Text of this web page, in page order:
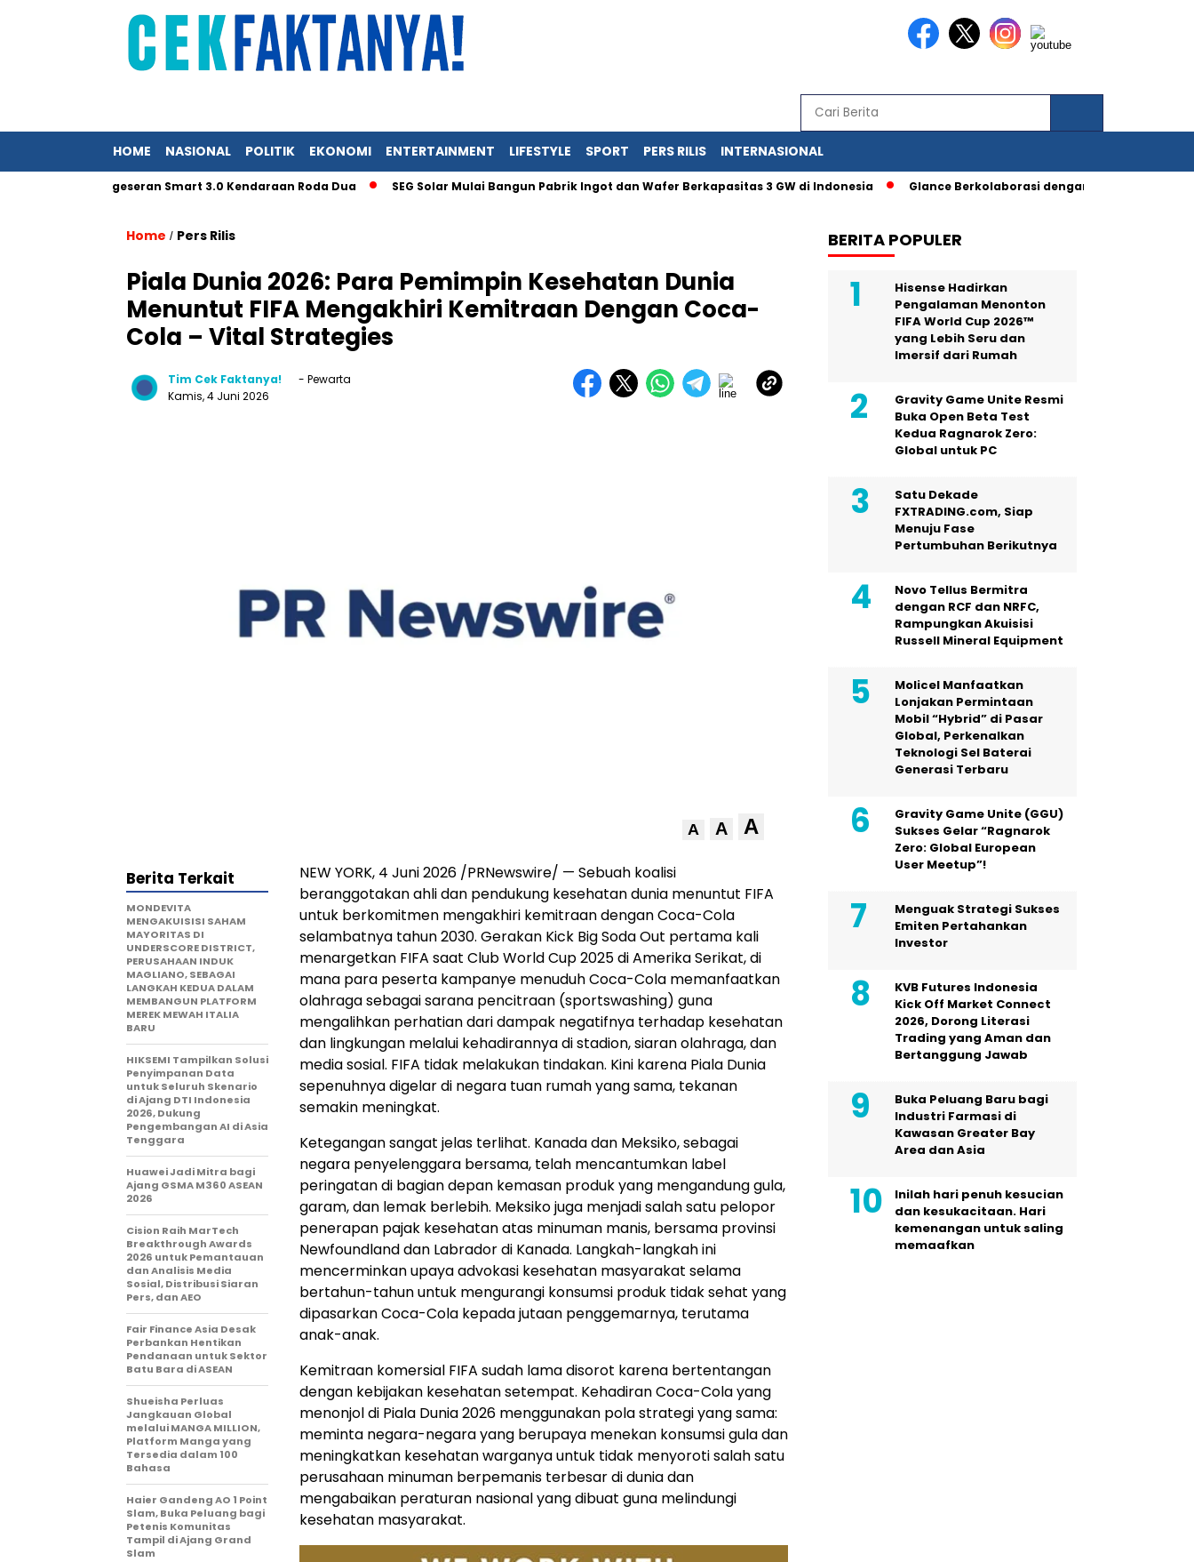
HOME NASIONAL POLITIK EKONOMI ENTERTAINMENT LIFESTYLE SPORT PERS RILIS INTERNASIONAL
Pergeseran Smart 3.0 Kendaraan Roda Dua SEG Solar Mulai Bangun Pabrik Ingot dan Wafer Berkapasitas 3 GW di Indonesia Glance Berkolaborasi dengan IAS, Berbagai Fitur
Home / Pers Rilis
Piala Dunia 2026: Para Pemimpin Kesehatan Dunia
Menuntut FIFA Mengakhiri Kemitraan Dengan Coca-
Cola – Vital Strategies
Tim Cek Faktanya!
- Pewarta
Kamis, 4 Juni 2026
A A A
NEW YORK, 4 Juni 2026 /PRNewswire/ — Sebuah koalisi
beranggotakan ahli dan pendukung kesehatan dunia menuntut FIFA
untuk berkomitmen mengakhiri kemitraan dengan Coca-Cola
selambatnya tahun 2030. Gerakan Kick Big Soda Out pertama kali
menargetkan FIFA saat Club World Cup 2025 di Amerika Serikat, di
mana para peserta kampanye menuduh Coca-Cola memanfaatkan
olahraga sebagai sarana pencitraan (sportswashing) guna
mengalihkan perhatian dari dampak negatifnya terhadap kesehatan
dan lingkungan melalui kehadirannya di stadion, siaran olahraga, dan
media sosial. FIFA tidak melakukan tindakan. Kini karena Piala Dunia
sepenuhnya digelar di negara tuan rumah yang sama, tekanan
semakin meningkat.
Ketegangan sangat jelas terlihat. Kanada dan Meksiko, sebagai
negara penyelenggara bersama, telah mencantumkan label
peringatan di bagian depan kemasan produk yang mengandung gula,
garam, dan lemak berlebih. Meksiko juga menjadi salah satu pelopor
penerapan pajak kesehatan atas minuman manis, bersama provinsi
Newfoundland dan Labrador di Kanada. Langkah-langkah ini
mencerminkan upaya advokasi kesehatan masyarakat selama
bertahun-tahun untuk mengurangi konsumsi produk tidak sehat yang
dipasarkan Coca-Cola kepada jutaan penggemarnya, terutama
anak-anak.
Kemitraan komersial FIFA sudah lama disorot karena bertentangan
dengan kebijakan kesehatan setempat. Kehadiran Coca-Cola yang
menonjol di Piala Dunia 2026 menggunakan pola strategi yang sama:
meminta negara-negara yang berupaya menekan konsumsi gula dan
meningkatkan kesehatan warganya untuk tidak menyoroti salah satu
perusahaan minuman berpemanis terbesar di dunia dan
mengabaikan peraturan nasional yang dibuat guna melindungi
kesehatan masyarakat.
Berita Terkait
MONDEVITA
MENGAKUISISI SAHAM
MAYORITAS DI
UNDERSCORE DISTRICT,
PERUSAHAAN INDUK
MAGLIANO, SEBAGAI
LANGKAH KEDUA DALAM
MEMBANGUN PLATFORM
MEREK MEWAH ITALIA
BARU
HIKSEMI Tampilkan Solusi
Penyimpanan Data
untuk Seluruh Skenario
di Ajang DTI Indonesia
2026, Dukung
Pengembangan AI di Asia
Tenggara
Huawei Jadi Mitra bagi
Ajang GSMA M360 ASEAN
2026
Cision Raih MarTech
Breakthrough Awards
2026 untuk Pemantauan
dan Analisis Media
Sosial, Distribusi Siaran
Pers, dan AEO
Fair Finance Asia Desak
Perbankan Hentikan
Pendanaan untuk Sektor
Batu Bara di ASEAN
Shueisha Perluas
Jangkauan Global
melalui MANGA MILLION,
Platform Manga yang
Tersedia dalam 100
Bahasa
Haier Gandeng AO 1 Point
Slam, Buka Peluang bagi
Petenis Komunitas
Tampil di Ajang Grand
Slam
BERITA POPULER
Hisense Hadirkan
Pengalaman Menonton
FIFA World Cup 2026™
yang Lebih Seru dan
Imersif dari Rumah
Gravity Game Unite Resmi
Buka Open Beta Test
Kedua Ragnarok Zero:
Global untuk PC
Satu Dekade
FXTRADING.com, Siap
Menuju Fase
Pertumbuhan Berikutnya
Novo Tellus Bermitra
dengan RCF dan NRFC,
Rampungkan Akuisisi
Russell Mineral Equipment
Molicel Manfaatkan
Lonjakan Permintaan
Mobil “Hybrid” di Pasar
Global, Perkenalkan
Teknologi Sel Baterai
Generasi Terbaru
Gravity Game Unite (GGU)
Sukses Gelar “Ragnarok
Zero: Global European
User Meetup”!
Menguak Strategi Sukses
Emiten Pertahankan
Investor
KVB Futures Indonesia
Kick Off Market Connect
2026, Dorong Literasi
Trading yang Aman dan
Bertanggung Jawab
Buka Peluang Baru bagi
Industri Farmasi di
Kawasan Greater Bay
Area dan Asia
Inilah hari penuh kesucian
dan kesukacitaan. Hari
kemenangan untuk saling
memaafkan